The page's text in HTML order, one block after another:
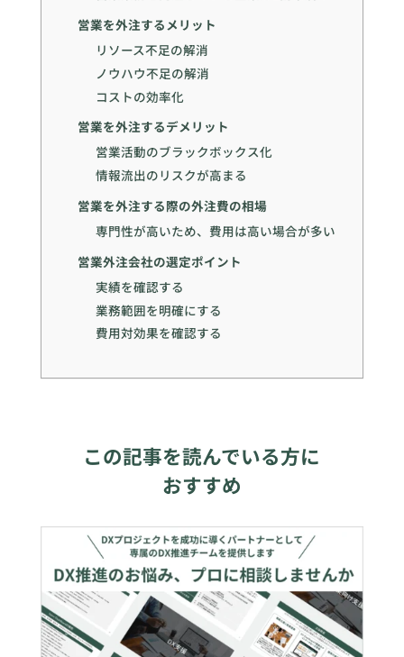
営業を外注するメリット
リソース不足の解消
ノウハウ不足の解消
コストの効率化
営業を外注するデメリット
営業活動のブラックボックス化
情報流出のリスクが高まる
営業を外注する際の外注費の相場
専門性が高いため、費用は高い場合が多い
営業外注会社の選定ポイント
実績を確認する
業務範囲を明確にする
費用対効果を確認する
この記事を読んでいる方に
おすすめ